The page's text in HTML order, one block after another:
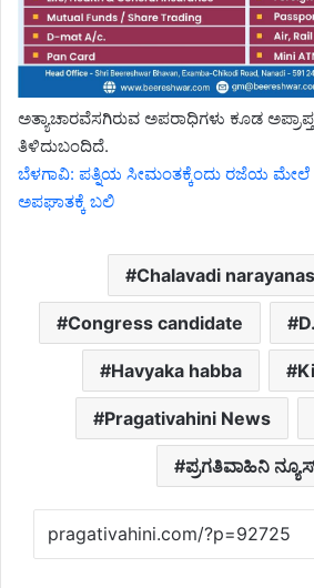
ಅತ್ಯಾಚಾರವೆಸಗಿರುವ ಅಪರಾಧಿಗಳು ಕೂಡ
ತಿಳಿದುಬಂದಿದೆ.
ಬೆಳಗಾವಿ: ಪತ್ನಿಯ ಸೀಮಂತಕ್ಕೆಂದು ರಜೆಯ
ಅಪಘಾತಕ್ಕೆ ಬಲಿ
Chalavadi
Congress candidate
Havyaka habba
Pragativahini News
ಪ್ರಗತಿವಾಹಿನಿ